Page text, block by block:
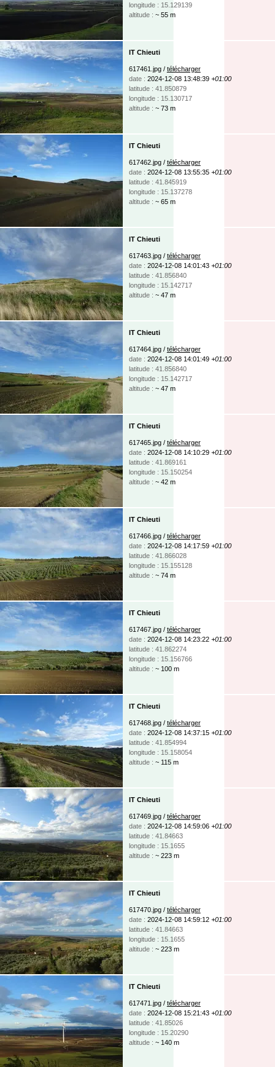
longitude : 15.129139
altitude : ~ 55 m
IT Chieuti
617461.jpg / télécharger
date : 2024-12-08 13:48:39 +01:00
latitude : 41.850879
longitude : 15.130717
altitude : ~ 73 m
IT Chieuti
617462.jpg / télécharger
date : 2024-12-08 13:55:35 +01:00
latitude : 41.845919
longitude : 15.137278
altitude : ~ 65 m
IT Chieuti
617463.jpg / télécharger
date : 2024-12-08 14:01:43 +01:00
latitude : 41.856840
longitude : 15.142717
altitude : ~ 47 m
IT Chieuti
617464.jpg / télécharger
date : 2024-12-08 14:01:49 +01:00
latitude : 41.856840
longitude : 15.142717
altitude : ~ 47 m
IT Chieuti
617465.jpg / télécharger
date : 2024-12-08 14:10:29 +01:00
latitude : 41.869161
longitude : 15.150254
altitude : ~ 42 m
IT Chieuti
617466.jpg / télécharger
date : 2024-12-08 14:17:59 +01:00
latitude : 41.866028
longitude : 15.155128
altitude : ~ 74 m
IT Chieuti
617467.jpg / télécharger
date : 2024-12-08 14:23:22 +01:00
latitude : 41.862274
longitude : 15.156766
altitude : ~ 100 m
IT Chieuti
617468.jpg / télécharger
date : 2024-12-08 14:37:15 +01:00
latitude : 41.854994
longitude : 15.158054
altitude : ~ 115 m
IT Chieuti
617469.jpg / télécharger
date : 2024-12-08 14:59:06 +01:00
latitude : 41.84663
longitude : 15.1655
altitude : ~ 223 m
IT Chieuti
617470.jpg / télécharger
date : 2024-12-08 14:59:12 +01:00
latitude : 41.84663
longitude : 15.1655
altitude : ~ 223 m
IT Chieuti
617471.jpg / télécharger
date : 2024-12-08 15:21:43 +01:00
latitude : 41.85026
longitude : 15.20290
altitude : ~ 140 m